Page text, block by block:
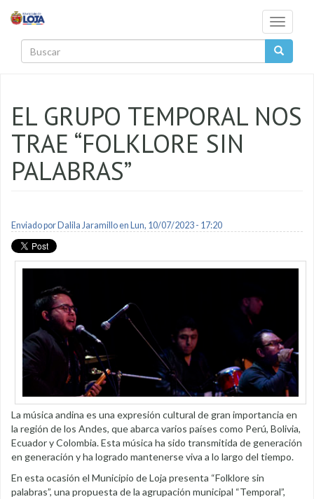
Toggle
EL GRUPO TEMPORAL NOS
TRAE “FOLKLORE SIN
PALABRAS”
Enviado por Dalila Jaramilloen Lun, 10/07/2023 - 17:20
La música andina es una expresión cultural de gran importancia en
la región de los Andes, que abarca varios países como Perú, Bolivia,
Ecuador y Colombia. Esta música ha sido transmitida de generación
en generación y ha logrado mantenerse viva a lo largo del tiempo.
En esta ocasión el Municipio de Loja presenta “Folklore sin
palabras”, una propuesta de la agrupación municipal “Temporal”,